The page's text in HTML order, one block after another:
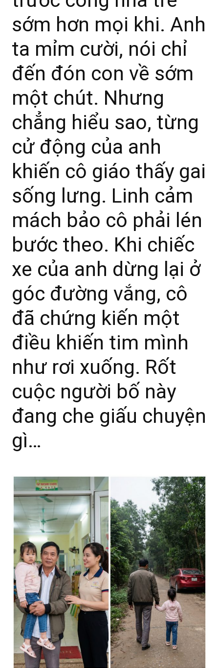
sớm hơn mọi khi. Anh
ta mỉm cười, nói chỉ
đến đón con về sớm
một chút. Nhưng
chẳng hiểu sao, từng
cử động của anh
khiến cô giáo thấy gai
sống lưng. Linh cảm
mách bảo cô phải lén
bước theo. Khi chiếc
xe của anh dừng lại ở
góc đường vắng, cô
đã chứng kiến một
điều khiến tim mình
như rơi xuống. Rốt
cuộc người bố này
đang che giấu chuyện
gì…